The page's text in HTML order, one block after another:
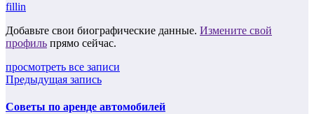
fillin
Добавьте свои биографические данные. Измените свой
профиль прямо сейчас.
просмотреть все записи
Предыдущая запись
Советы по аренде автомобилей